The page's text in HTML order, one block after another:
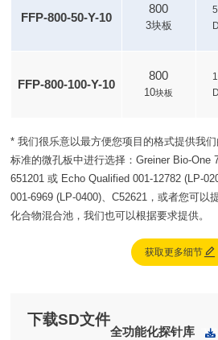
FFP-800-50-Y-10
800
3块板
FFP-800-100-Y-10
800
10块板
* 我们很乐意以最方便您项目的格式提供我
标准的微孔板中进行选择：Greiner Bio-One
651201 或 Echo Qualified 001-12782 (LP-
001-6969 (LP-0400)、C52621，或者您可以
化合物混合池，我们也可以根据要求提供。
获取更多细节
下载SD文件
全功能化探针库 下载